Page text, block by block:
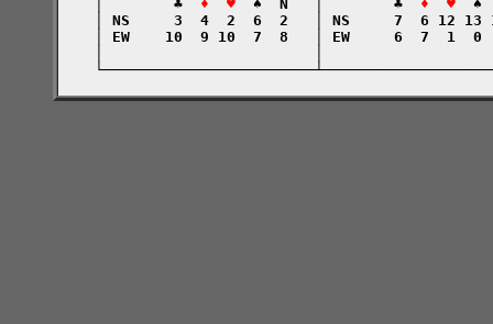
    │        ♣
♦  ♥
  ♠  N   │        ♣
♦  ♥
♠
│ NS     3  4  2  6  2   │ NS     7  6 12
│ EW    10  9 10  7  8   │ EW     6  7  1